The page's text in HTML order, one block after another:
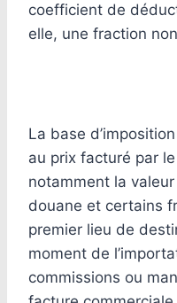
coefficient de
elle, une fraction
La base
au prix facturé par
notamment la
douane et certains
premier lieu de
moment de
commissions ou